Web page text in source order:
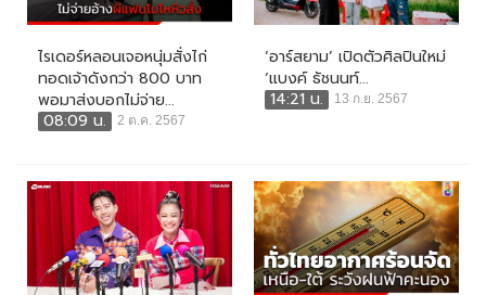
ไรเดอร์หลอนเจอหนุ่มสั่งไก่
ทอดเจ้าดังกว่า 800 บาท
พอมาส่งบอกไม่จ่าย...
08:09 น.
2 ต.ค. 2567
‘อาร์สยาม’ เปิดตัวศิลปินใหม่
‘แบงค์ ธัชนนท์...
14:21 น.
13 ก.ย. 2567